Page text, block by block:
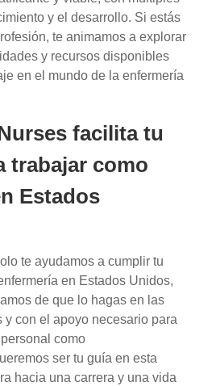
y el desarrollo. Si estás
te animamos a explorar
y recursos disponibles
en el mundo de la enfermería
facilita tu
trabajar como
Estados
te ayudamos a cumplir tu
en Estados Unidos,
de que lo hagas en las
y con el apoyo necesario para
como
ser tu guía en esta
hacia una carrera y una vida